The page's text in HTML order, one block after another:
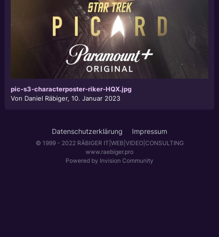
pic-s3-characterposter-riker-HQX.jpg
Von Daniel Räbiger, 10. Januar 2023
Datenschutzerklärung Impressum
© 1999 - 2022 RÄBIGER IT|WEB|VIDEO|CONSULTING
www.raebiger.pro
Powered by Invision Community